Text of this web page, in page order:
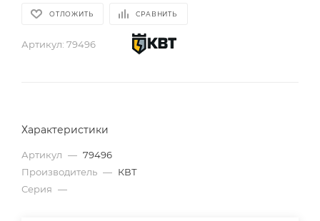
ОТЛОЖИТЬ СРАВНИТЬ
Артикул: 79496
Характеристики
Артикул — 79496
Производитель — КВТ
Серия —